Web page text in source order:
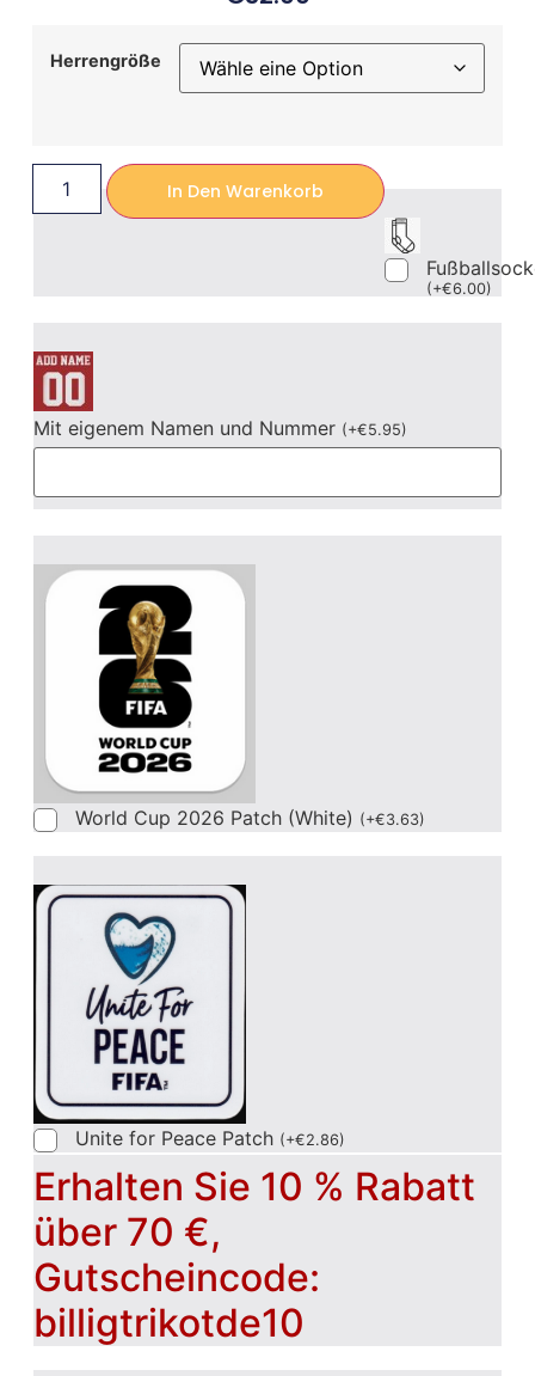
Herrengröße
In Den Warenkorb
(+€6.00)
Mit eigenem Namen und Nummer (+€5.95)
World Cup 2026 Patch (White) (+€3.63)
Unite for Peace Patch (+€2.86)
Erhalten Sie 10 % Rabatt
über 70 €,
Gutscheincode:
billigtrikotde10